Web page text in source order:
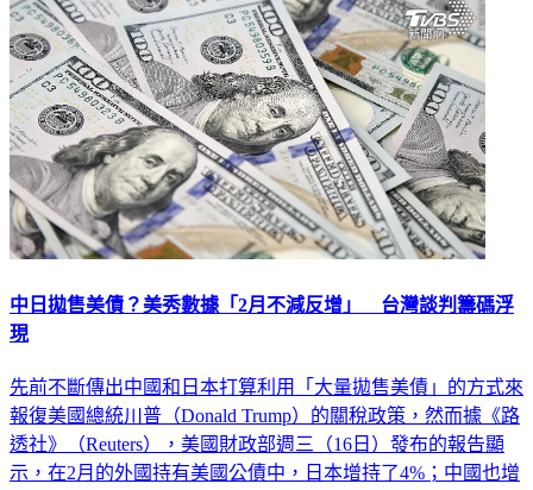
中日拋售美債？美秀數據「2月不減反增」 台灣談判籌碼浮
現
先前不斷傳出中國和日本打算利用「大量拋售美債」的方式來
報復美國總統川普（Donald Trump）的關稅政策，然而據《路
透社》（Reuters），美國財政部週三（16日）發布的報告顯
示，在2月的外國持有美國公債中，日本增持了4%；中國也增